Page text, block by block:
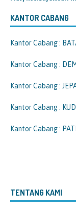
KANTOR CABANG
Kantor Cabang :
Kantor Cabang :
Kantor Cabang :
Kantor Cabang :
Kantor Cabang : PATI
TENTANG KAMI